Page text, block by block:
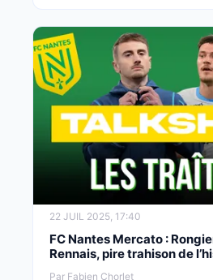
22 JUIL 2025, 17:40
FC Nantes Mercato :
Rennais, pire trahison de
Par Fabien Chorlet